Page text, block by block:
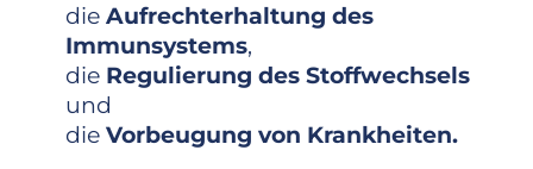
die Aufrechterhaltung des
Immunsystems,
die Regulierung des Stoffwechsels
und
die Vorbeugung von Krankheiten.